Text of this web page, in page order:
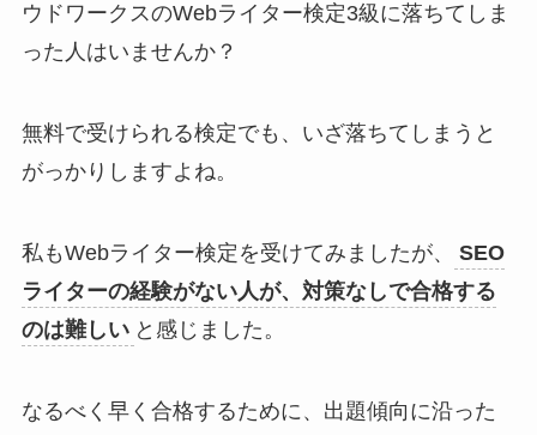
ウドワークスのWebライター検定3級に落ちてしま
った人はいませんか？
無料で受けられる検定でも、いざ落ちてしまうと
がっかりしますよね。
私もWebライター検定を受けてみましたが、
SEO
ライターの経験がない人が、対策なしで合格する
のは難しい と感じました。
なるべく早く合格するために、出題傾向に沿った